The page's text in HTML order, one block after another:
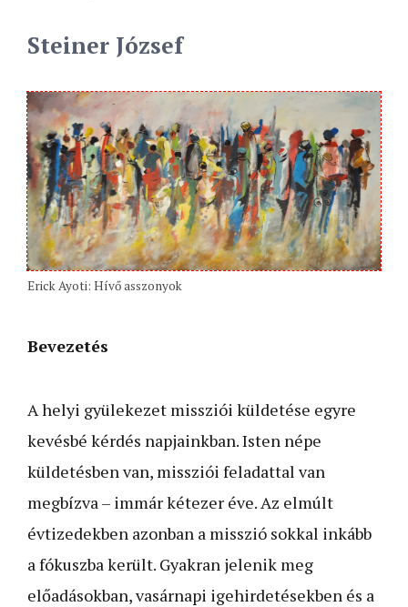
Steiner József
Erick Ayoti: Hívő asszonyok
Bevezetés
A helyi gyülekezet missziói küldetése egyre
kevésbé kérdés napjainkban. Isten népe
küldetésben van, missziói feladattal van
megbízva – immár kétezer éve. Az elmúlt
évtizedekben azonban a misszió sokkal inkább
a fókuszba került. Gyakran jelenik meg
előadásokban, vasárnapi igehirdetésekben és a